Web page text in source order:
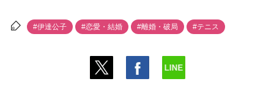
#伊達公子 #恋愛・結婚 #離婚・破局 #テニス